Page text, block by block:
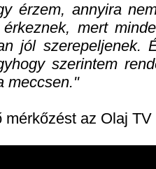
érzem, annyira
mert
jól szerepeljenek.
szerintem
meccsen.
mérkőzést az Olaj